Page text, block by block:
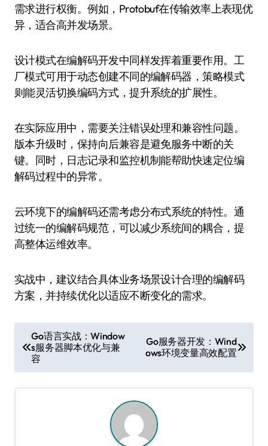
需求进行权衡。例如，Protobuf在传输效率上表现优
异，适合高并发场景。
设计模式在编解码开发中同样发挥着重要作用。工
厂模式可用于动态创建不同的编解码器，策略模式
则能灵活切换编码方式，提升系统的扩展性。
在实际应用中，需要关注错误处理和兼容性问题。
版本升级时，保持向后兼容是避免服务中断的关
键。同时，日志记录和监控机制能帮助快速定位编
解码过程中的异常。
云环境下的编解码还需考虑分布式系统的特性。通
过统一的编解码规范，可以减少系统间的耦合，提
高整体运维效率。
实战中，建议结合具体业务场景设计合理的编解码
方案，并持续优化以适应不断变化的需求。
章
导
航
Go语言实战：Window
s服务器脚本优化与兼
容
Go服务器开发：Wind
ows环境变量高效配置